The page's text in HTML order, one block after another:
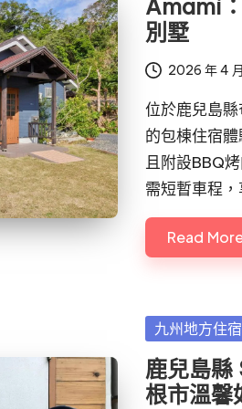
Amami
別墅
2026 年 4
位於鹿兒島
的包棟住宿
且附設BBQ
需短暫車程
Read
Posted
in
九州地方住宿
鹿兒島縣
根市溫馨